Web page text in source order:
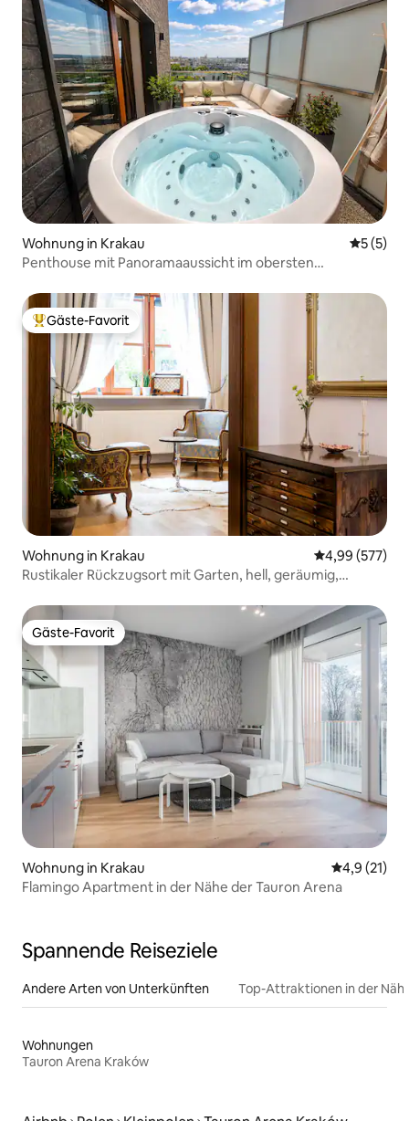
Wohnung in Krakau
5 (5)
Penthouse mit Panoramaaussicht im obersten
Beliebter Gäste-Favorit.
Gäste-Favorit
Wohnung in Krakau
4,99 (577)
Rustikaler Rückzugsort mit Garten, hell, geräumig,
Gäste-Favorit
Gäste-Favorit
Wohnung in Krakau
4,9 (21)
Flamingo Apartment in der Nähe der Tauron Arena
Spannende Reiseziele
Andere Arten von Unterkünften Top-Attraktionen in der
Wohnungen
Tauron Arena Kraków